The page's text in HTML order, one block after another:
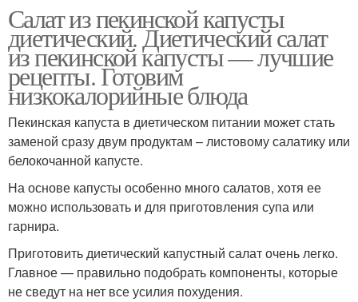
Салат из пекинской капусты
диетический. Диетический салат
из пекинской капусты — лучшие
рецепты. Готовим
низкокалорийные блюда
Пекинская капуста в диетическом питании может стать
заменой сразу двум продуктам – листовому салатику или
белокочанной капусте.
На основе капусты особенно много салатов, хотя ее
можно использовать и для приготовления супа или
гарнира.
Приготовить диетический капустный салат очень легко.
Главное — правильно подобрать компоненты, которые
не сведут на нет все усилия похудения.